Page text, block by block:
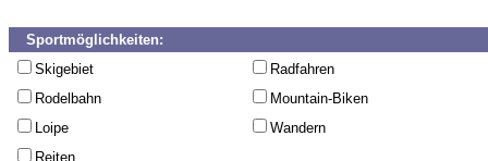
Sportmöglichkeiten:
Skigebiet
Radfahren
Rodelbahn
Mountain-Biken
Loipe
Wandern
Reiten